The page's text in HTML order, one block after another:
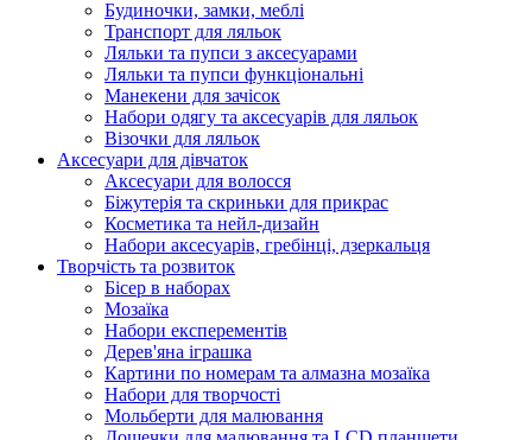
Будиночки, замки, меблі
Транспорт для ляльок
Ляльки та пупси з аксесуарами
Ляльки та пупси функціональні
Манекени для зачісок
Набори одягу та аксесуарів для ляльок
Візочки для ляльок
Аксесуари для дівчаток
Аксесуари для волосся
Біжутерія та скриньки для прикрас
Косметика та нейл-дизайн
Набори аксесуарів, гребінці, дзеркальця
Творчість та розвиток
Бісер в наборах
Мозаїка
Набори експерементів
Дерев'яна іграшка
Картини по номерам та алмазна мозаїка
Набори для творчості
Мольберти для малювання